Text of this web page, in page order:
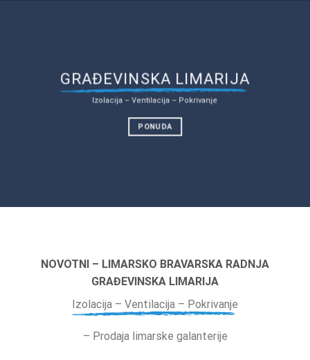
GRAĐEVINSKA LIMARIJA
Izolacija – Ventilacija – Pokrivanje
PONUDA
NOVOTNI – LIMARSKO BRAVARSKA RADNJA
GRAĐEVINSKA LIMARIJA
Izolacija – Ventilacija – Pokrivanje
– Prodaja limarske galanterije